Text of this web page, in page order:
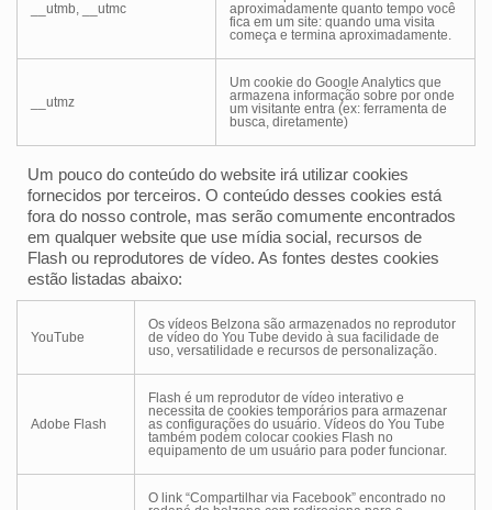
__utmb, __utmc
aproximadamente quanto tempo você
fica em um site: quando uma visita
começa e termina aproximadamente.
__utmz
Um cookie do Google Analytics que
armazena informação sobre por onde
um visitante entra (ex: ferramenta de
busca, diretamente)
Um pouco do conteúdo do website irá utilizar cookies
fornecidos por terceiros. O conteúdo desses cookies está
fora do nosso controle, mas serão comumente encontrados
em qualquer website que use mídia social, recursos de
Flash ou reprodutores de vídeo. As fontes destes cookies
estão listadas abaixo:
YouTube
Os vídeos Belzona são armazenados no reprodutor
de vídeo do You Tube devido à sua facilidade de
uso, versatilidade e recursos de personalização.
Adobe Flash
Flash é um reprodutor de vídeo interativo e
necessita de cookies temporários para armazenar
as configurações do usuário. Vídeos do You Tube
também podem colocar cookies Flash no
equipamento de um usuário para poder funcionar.
O link “Compartilhar via Facebook” encontrado no